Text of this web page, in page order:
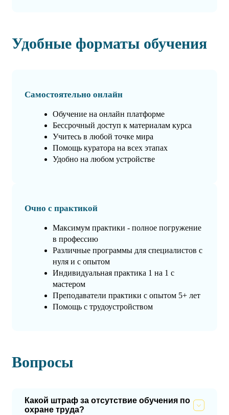
Удобные форматы обучения
Самостоятельно онлайн
Обучение на онлайн платформе
Бессрочный доступ к материалам курса
Учитесь в любой точке мира
Помощь куратора на всех этапах
Удобно на любом устройстве
Очно с практикой
Максимум практики - полное погружение
в профессию
Различные программы для специалистов с
нуля и с опытом
Индивидуальная практика 1 на 1 с
мастером
Преподаватели практики с опытом 5+ лет
Помощь с трудоустройством
Вопросы
Какой штраф за отсутствие обучения по
охране труда?